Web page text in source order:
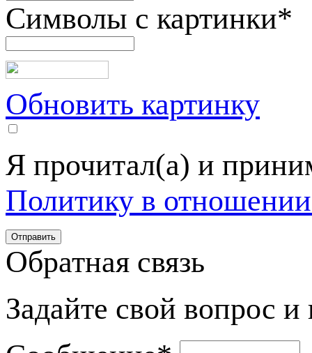
Символы с картинки*
Обновить картинку
Я прочитал(а) и
Политику в
Обратная связь
Задайте свой вопрос